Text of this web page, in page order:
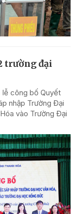
trường đại
lễ công bố Quyết
nhập Trường Đại
vào Trường Đại